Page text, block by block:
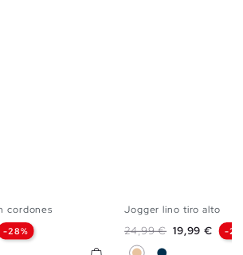
cordones
-28%
Jogger lino tiro alto
Precio base
24,99 € Precio
19,99 € -
BeigeAzul Marino